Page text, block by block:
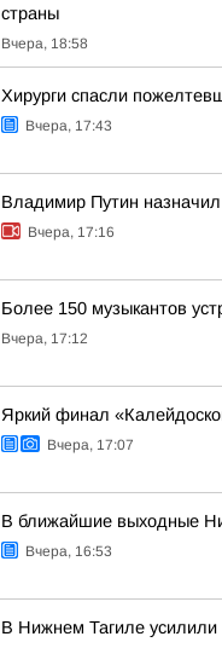
страны
Вчера, 18:58
Хирурги спасли
Вчера, 17:43
Владимир Путин
Вчера, 17:16
Более 150 музыкантов
Вчера, 17:12
Яркий финал
Вчера, 17:07
В ближайшие выходные
Вчера, 16:53
В Нижнем Тагиле усилили